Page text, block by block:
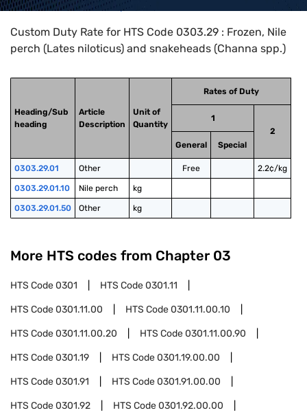
Home>HTS Codes> Chapter
Custom Duty Rate for HTS Code 0303.29 : Frozen, Nile
perch (Lates niloticus) and snakeheads (Channa spp.)
Heading/Sub
heading
Article
Description
Unit of
Quantity
Rates of Duty
1
2
General
Special
0303.29.01 Other Free 2.2¢/kg
0303.29.01.10 Nile perch kg
0303.29.01.50 Other kg
More HTS codes from Chapter 03
HTS Code0301 HTS Code0301.11
HTS Code0301.11.00 HTS Code0301.11.00.10
HTS Code0301.11.00.20 HTS Code0301.11.00.90
HTS Code0301.19 HTS Code0301.19.00.00
HTS Code0301.91 HTS Code0301.91.00.00
HTS Code0301.92 HTS Code0301.92.00.00